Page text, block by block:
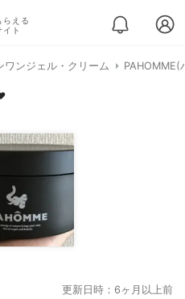
らえる
イト
ワンジェル・クリーム
更新日時：6ヶ月以上前